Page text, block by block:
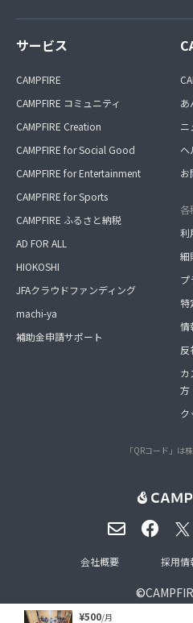
¥500/月
サービス
CAMPFIRE
CAMPFIRE コミュニティ
CAMPFIRE Creation
CAMPFIRE for Social Good
CAMPFIRE for Entertainment
CAMPFIRE for Sports
CAMPFIRE ふるさと納税
AD FOR ALL
HIOKOSHI
JFAクラウドファンディング
machi-ya
補助金申請サポート
あ
ニ
ヘ
お
各
利
細
プ
特
情
反
カ
方
ク
「QRコード」は
©
会社概要 採用情